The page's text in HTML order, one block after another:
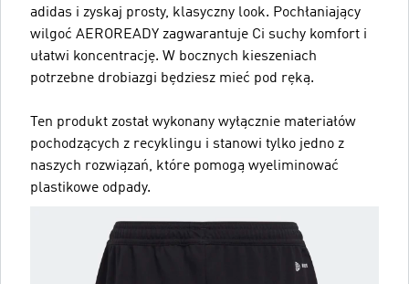
adidas i zyskaj prosty, klasyczny look. Pochłaniający
wilgoć AEROREADY zagwarantuje Ci suchy komfort i
ułatwi koncentrację. W bocznych kieszeniach
potrzebne drobiazgi będziesz mieć pod ręką.
Ten produkt został wykonany wyłącznie materiałów
pochodzących z recyklingu i stanowi tylko jedno z
naszych rozwiązań, które pomogą wyeliminować
plastikowe odpady.